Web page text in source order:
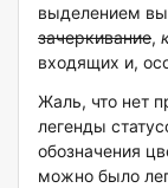
выделением
зачеркивание,
входящих и,
Жаль, что нет
легенды
обозначения
можно было